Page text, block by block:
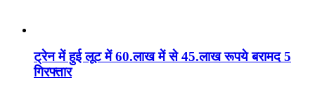
ट्रेन में हुई लूट में 60.लाख में से 45.लाख रूपये बरामद 5
गिरफ्तार